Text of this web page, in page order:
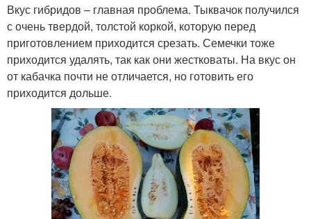
Вкус гибридов – главная проблема. Тыквачок получился
с очень твердой, толстой коркой, которую перед
приготовлением приходится срезать. Семечки тоже
приходится удалять, так как они жестковаты. На вкус он
от кабачка почти не отличается, но готовить его
приходится дольше.